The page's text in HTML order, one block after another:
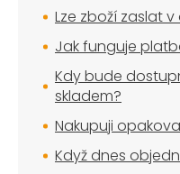
Lze zboží zaslat
Jak funguje
Kdy bude
skladem?
Nakupuji
Když dnes